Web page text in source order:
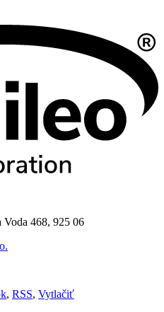
Voda 468, 925 06
, RSS, Vytlačiť